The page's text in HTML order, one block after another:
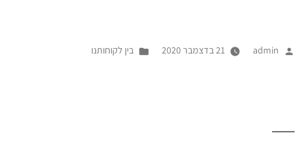
פורסם
admin 21 בדצמבר 2020
Posted
בין לקוחותנו